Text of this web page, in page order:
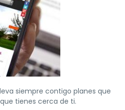
siempre contigo planes que
tienes cerca de ti.